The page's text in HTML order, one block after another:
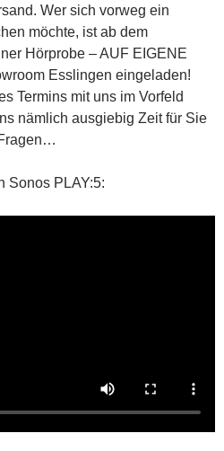
Wer sich vorweg ein
möchte, ist ab dem
Hörprobe – AUF EIGENE
Esslingen eingeladen!
Termins mit uns im Vorfeld
nämlich ausgiebig Zeit für Sie
Sonos PLAY:5: